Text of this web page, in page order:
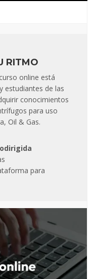
RITMO
online está
estudiantes de las
conocimientos
para uso
Oil & Gas.
para